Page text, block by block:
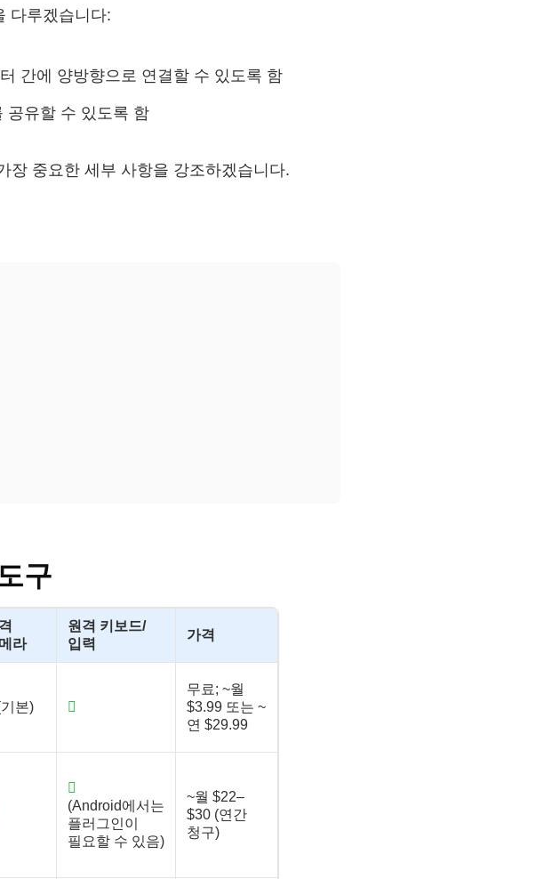
다루겠습니다:
간에 양방향으로 연결할 수 있도록 함
공유할 수 있도록 함
장 중요한 세부 사항을 강조하겠습니다.
구
라
원격 키보드/
입력
가격
본)
무료; ~월
$3.99 또는 ~
연 $29.99
(Android에서는
플러그인이
필요할 수 있음)
~월 $22–
$30 (연간
청구)